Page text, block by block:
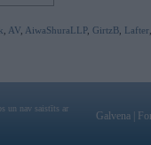
AV AiwaShuraLLP, GirtzB Lafter
un nav saistīts ar
Galvena